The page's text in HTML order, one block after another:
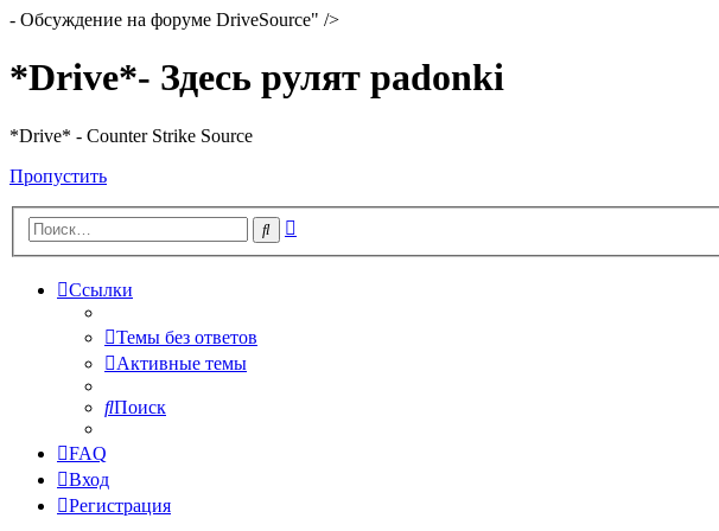
- Обсуждение на форуме DriveSource" />
*Drive*- Здесь рулят padonki
*Drive* - Counter Strike Source
Пропустить
Поиск
Ссылки
Темы без ответов
Активные темы
Поиск
FAQ
Вход
Регистрация